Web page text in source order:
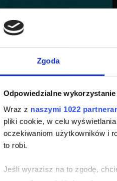
Zgoda
Odpowiedzialne
Wraz z naszymi 1022
pliki cookie, w celu
oczekiwaniom użytkowników i
to robi.
Jeśli wyrazisz na to zgodę,